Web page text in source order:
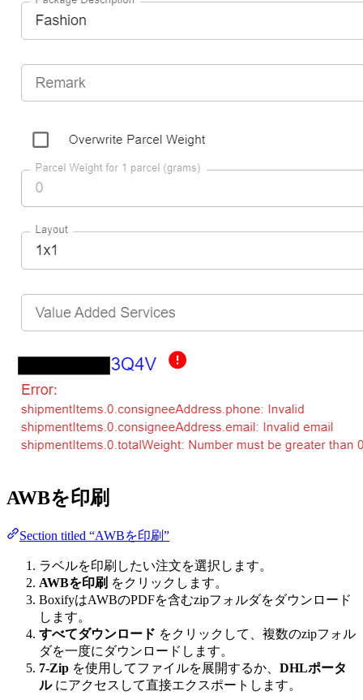
AWBを印刷
Section titled “AWBを印刷”
ラベルを印刷したい注文を選択します。
AWBを印刷 をクリックします。
BoxifyはAWBのPDFを含むzipフォルダをダウンロード
します。
すべてダウンロード をクリックして、複数のzipフォル
ダを一度にダウンロードします。
7-Zip を使用してファイルを展開するか、 DHLポータ
ルにアクセスして直接エクスポートします。